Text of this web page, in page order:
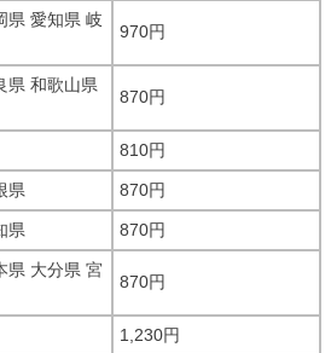
県 愛知県 岐
970円
県 和歌山県
870円
810円
県 870円
県 870円
県 大分県 宮
870円
1,230円